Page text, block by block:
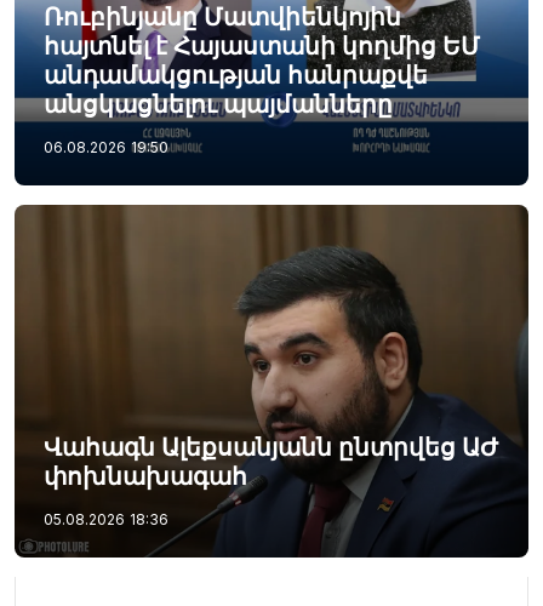
Ռուբինյանը Մատվիենկոյին
հայտնել է Հայաստանի կողմից ԵՄ
անդամակցության հանրաքվե
անցկացնելու պայմանները
06.08.2026 19:50
Վահագն Ալեքսանյանն ընտրվեց ԱԺ
փոխնախագահ
05.08.2026 18:36